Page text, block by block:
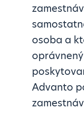
osoba a
Advanto